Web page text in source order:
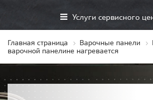
Услуги сервисного
Главная страница Варочные панели
варочной панелине нагревается